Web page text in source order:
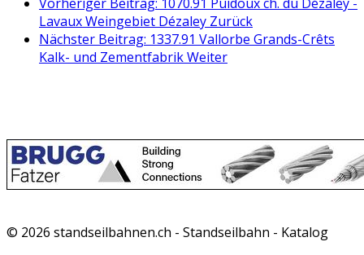
Lavaux Weingebiet Dézaley Zurück
Nächster Beitrag: 1337.91 Vallorbe Grands-Crêts
Kalk- und ZementfabrikWeiter
© 2026 standseilbahnen.ch - Standseilbahn - Katalog